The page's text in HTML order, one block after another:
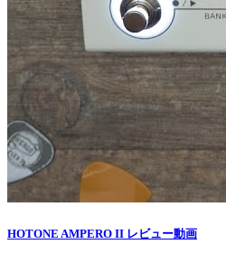
HOTONE AMPERO II レビュー動画